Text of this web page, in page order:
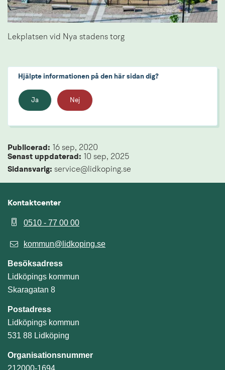
Lekplatsen vid Nya stadens torg
Hjälpte informationen på den här sidan dig?
Ja Nej
Publicerad:
16 sep, 2020
Senast uppdaterad:
10 sep, 2025
Sidansvarig: service@lidkoping.se
Kontaktcenter
0510 - 77 00 00
kommun@lidkoping.se
Besöksadress
Lidköpings kommun
Skaragatan 8
Postadress
Lidköpings kommun
531 88 Lidköping
Organisationsnummer
212000-1694